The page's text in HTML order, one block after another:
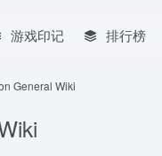
游戏印记 排行榜
General Wiki